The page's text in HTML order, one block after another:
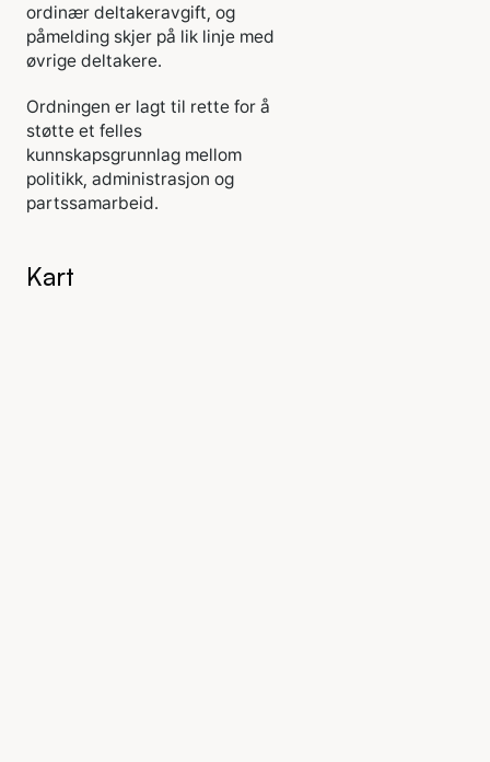
ordinær deltakeravgift, og
påmelding skjer på lik linje med
øvrige deltakere.
Ordningen er lagt til rette for å
støtte et felles
kunnskapsgrunnlag mellom
politikk, administrasjon og
partssamarbeid.
Kart